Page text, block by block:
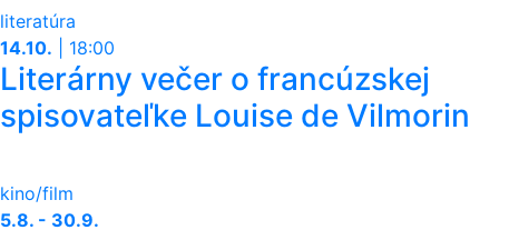
literatúra
14.10.
18:00
Literárny večer o francúzskej
spisovateľke Louise de Vilmorin
kino/film
5.8. - 30.9.